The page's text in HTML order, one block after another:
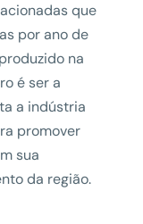
que
por ano de
na
é ser a
a indústria
promover
sua
da região.